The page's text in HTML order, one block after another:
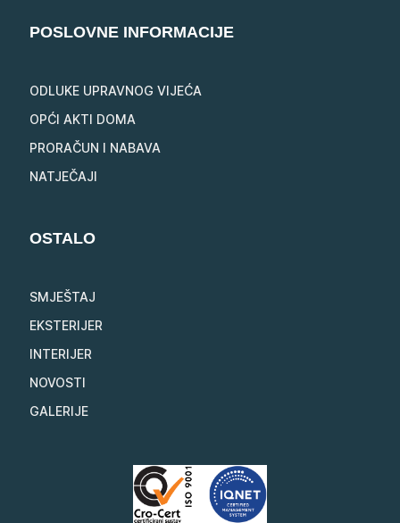
POSLOVNE INFORMACIJE
ODLUKE UPRAVNOG VIJEĆA
OPĆI AKTI DOMA
PRORAČUN I NABAVA
NATJEČAJI
OSTALO
SMJEŠTAJ
EKSTERIJER
INTERIJER
NOVOSTI
GALERIJE